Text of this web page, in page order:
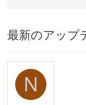
最新のアップ
N